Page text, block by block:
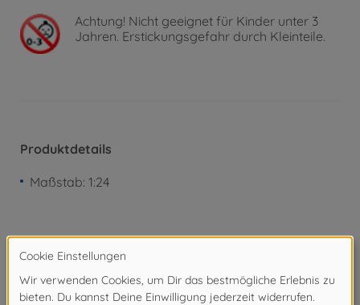
Achtung! Nicht geeignet für Kinder unter 3
Jahren. Erstickungsgefahr durch Kleinteile.
Produktdetails
Maßstab: 1:24
Bewertungen (1)
FAQ